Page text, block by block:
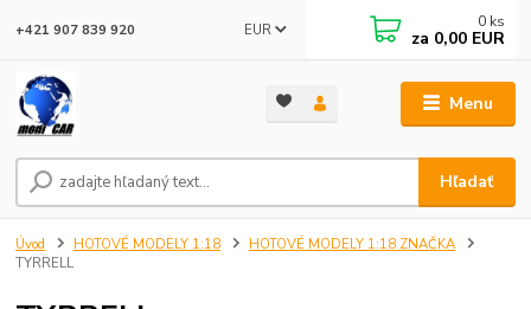
Menu
EUR
Hľadať
+421 907 839 920 0 ks
za 0,00 EUR
Úvod HOTOVÉ MODELY 1:18
HOTOVÉ MODELY 1:18 ZNAČKA
TYRRELL